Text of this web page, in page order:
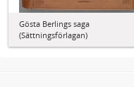
Gösta Berlings saga
(Sättningsförlagan)